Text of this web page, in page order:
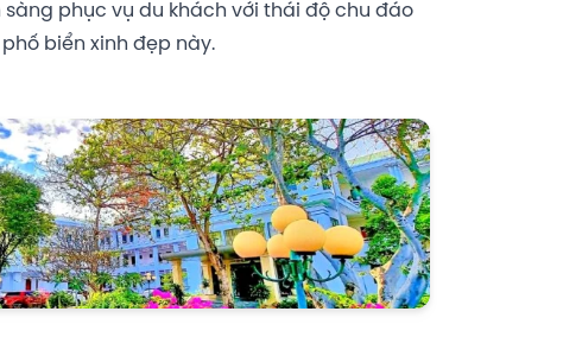
sàng phục vụ du khách với thái độ chu đáo
biển xinh đẹp này.